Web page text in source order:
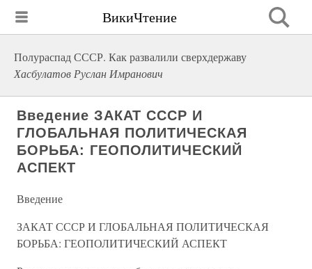
ВикиЧтение
Полураспад СССР. Как развалили сверхдержаву
Хасбулатов Руслан Имранович
Введение ЗАКАТ СССР И
ГЛОБАЛЬНАЯ ПОЛИТИЧЕСКАЯ
БОРЬБА: ГЕОПОЛИТИЧЕСКИЙ
АСПЕКТ
Введение
ЗАКАТ СССР И ГЛОБАЛЬНАЯ ПОЛИТИЧЕСКАЯ
БОРЬБА: ГЕОПОЛИТИЧЕСКИЙ АСПЕКТ